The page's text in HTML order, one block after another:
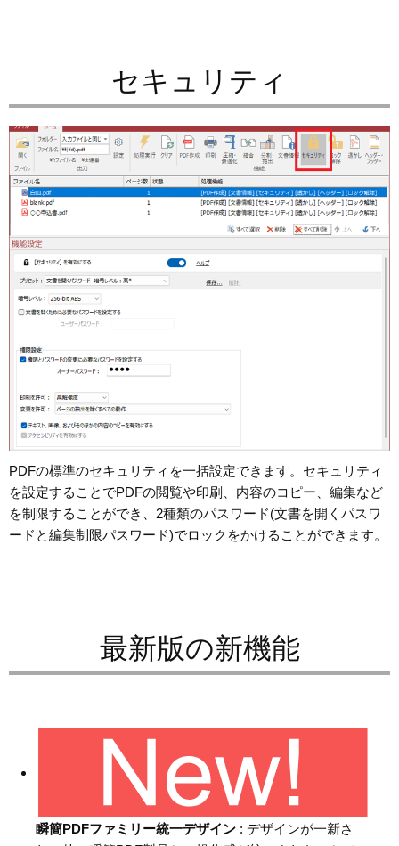
セキュリティ
PDFの標準のセキュリティを一括設定できます。セキュリティ
を設定することでPDFの閲覧や印刷、内容のコピー、編集など
を制限することができ、2種類のパスワード(文書を開くパスワ
ードと編集制限パスワード)でロックをかけることができます。
最新版の新機能
瞬簡PDFファミリー統一デザイン : デザインが一新さ